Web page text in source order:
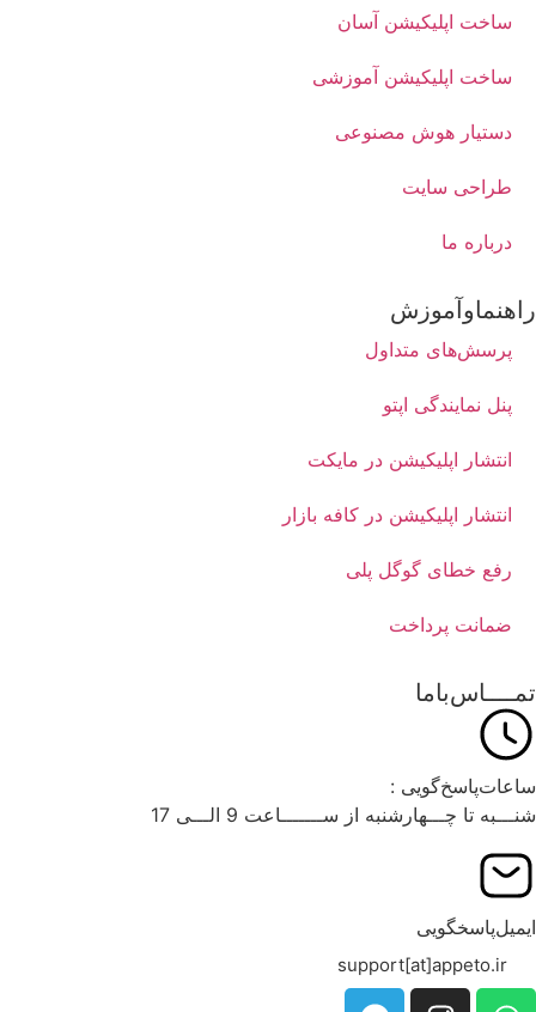
ساخت اپلیکیشن آسان
ساخت اپلیکیشن آموزشی
دستیار هوش مصنوعی
طراحی سایت
درباره ما
راهنماوآموزش
پرسش‌های متداول
پنل نمایندگی اپتو
انتشار اپلیکیشن در مایکت
انتشار اپلیکیشن در کافه بازار
رفع خطای گوگل پلی
ضمانت پرداخت
تمــــاس‌باما
ساعات‌پاسخ‌گویی :
شنـــبه تا چـــهارشنبه از ســـــــاعت 9 الـــی 17
ایمیل‌پاسخگویی
support[at]appeto.ir